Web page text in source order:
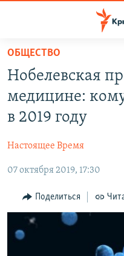
Вернуться
основному
содержанию
Вернутся
главной
Вернутся
поиску
НОВОСТИ
11 ЛЕТ ОККУПАЦИИ
ВОДА
ЕЩЕ
ИНТЕРАКТИВ
ИНФОГРАФИКА
ТЕЛЕПРОЕКТ КРЫМ.РЕАЛИИ
СОВЕТЫ ПРАВОЗАЩИТНИКОВ
РАДІО СВОБОДА
КАК ОБОЙТИ
Українською
ОБЩЕСТВО
Нобелевская
медицине:
в 2019 году
Настоящее Время
07 октября 2019, 17:30
Поделиться